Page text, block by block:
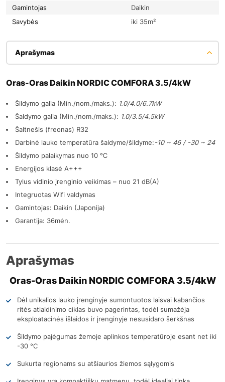
Gamintojas
Daikin
Savybės
iki 35m²
Aprašymas
Oras-Oras Daikin NORDIC COMFORA 3.5/4kW
Šildymo galia (Min./nom./maks.): 1.0/4.0/6.7kW
Šaldymo galia (Min./nom./maks.): 1.0/3.5/4.5kW
Šaltnešis (freonas) R32
Darbinė lauko temperatūra šaldyme/šildyme:-10 ~ 46 / -30 ~ 24
Šildymo palaikymas nuo 10 ℃
Energijos klasė A+++
Tylus vidinio įrenginio veikimas – nuo 21 dB(A)
Integruotas Wifi valdymas
Gamintojas: Daikin (Japonija)
Garantija: 36mėn.
Aprašymas
Oras-Oras Daikin NORDIC COMFORA 3.5/4kW
Dėl unikalios lauko įrenginyje sumontuotos laisvai kabančios
ritės atlaidinimo ciklas buvo pagerintas, todėl sumažėja
eksploatacinės išlaidos ir įrenginyje nesusidaro šerkšnas
Šildymo pajėgumas žemoje aplinkos temperatūroje esant net iki
-30 °C
Sukurta regionams su atšiaurios žiemos sąlygomis